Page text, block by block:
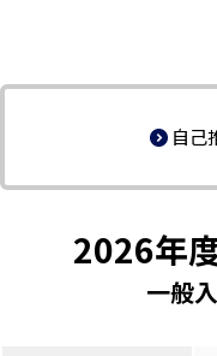
自己
2026年
一般